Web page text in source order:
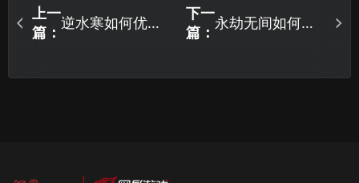
上一
篇：
逆水寒如何优化
下一
篇：
永劫无间如何避